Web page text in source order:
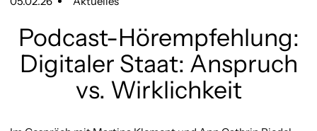
Podcast-Hörempfehlung:
Digitaler Staat: Anspruch
vs. Wirklichkeit